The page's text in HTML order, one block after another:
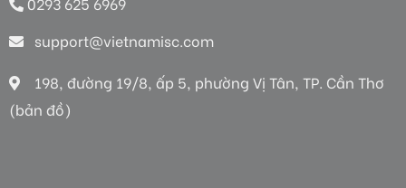
support@vietnamisc.com
198, đường 19/8, ấp 5, phường Vị Tân, TP. Cần Thơ
(bản đồ)